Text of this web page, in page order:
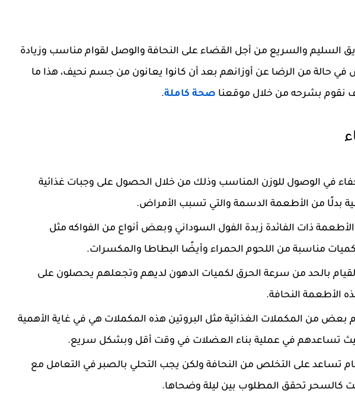
السليم والسريع من أجل القضاء على النحافة والوصل لقوام مناسب وزيادة
حالة من الرضا عن أوزانهم بعد أن كانوا يعانون من جسم نحيف، هذا ما
نقوم بشرحه من خلال موقعنا صحة كاملة.
في الوصول للوزن المناسب وذلك من خلال الحصول على وجبات غذائية
بدلًا من الأطعمة الدسمة والتي تسبب الأمراض.
ذات الفائدة زبدة الفول السوداني وبعض أنواع من الفواكه مثل
كميات مناسبة من اللحوم الحمراء وأيضًا البطاطا والمكسرات.
بالحد من سرعة الحرق لكميات الدهون لديهم وتجعلهم يحصلون على
الأطعمة النحافة.
بعض من المكملات الغذائية مثل البروتين هذه المكملات هي في غاية الأهمية
تساعدهم في عملية بناء العضلات في وقت أقل وبشكل سريع.
تساعد على التخلص من النحافة ولكن يجب التحلي بالصبر في التعامل مع
كالسحر تحقق المطلوب بين ليلة وضحاها.